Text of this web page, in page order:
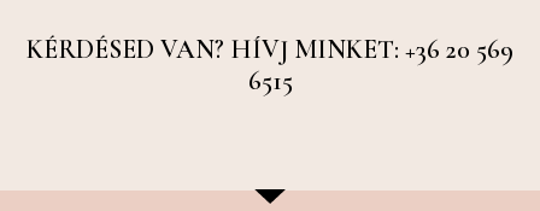
KÉRDÉSED VAN? HÍVJ MINKET: +36 20 569
6515